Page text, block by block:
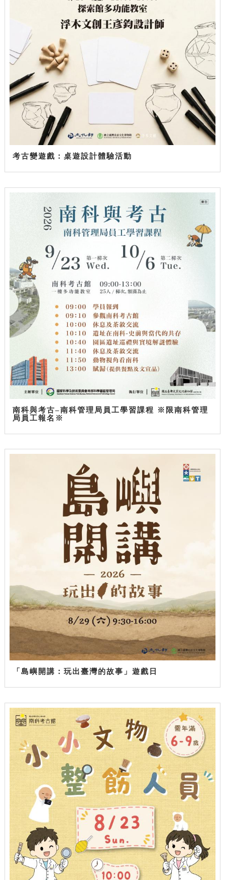
考古變遊戲：桌遊設計體驗活動
南科與考古–南科管理局員工學習課程 ※限南科管理
局員工報名※
「島嶼開講：玩出臺灣的故事」遊戲日